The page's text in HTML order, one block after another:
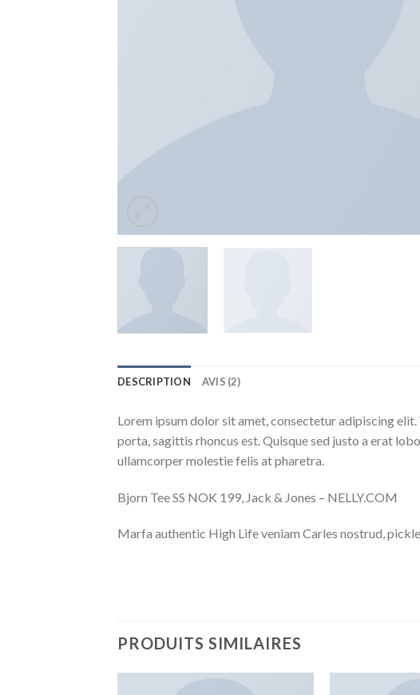
DESCRIPTION AVIS (2)
Lorem ipsum dolor sit amet, consectetur adipiscing
porta, sagittis rhoncus est. Quisque sed justo a erat
ullamcorper molestie felis at pharetra.
Bjorn Tee SS NOK 199, Jack & Jones – NELLY.COM
Marfa authentic High Life veniam Carles nostrud,
PRODUITS SIMILAIRES